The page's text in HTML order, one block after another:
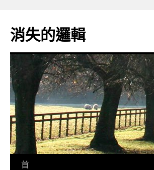
主
要
消失的邏輯
首